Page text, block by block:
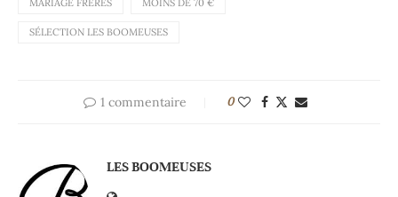
SÉLECTION LES BOOMEUSES
1 commentaire 0
LES BOOMEUSES